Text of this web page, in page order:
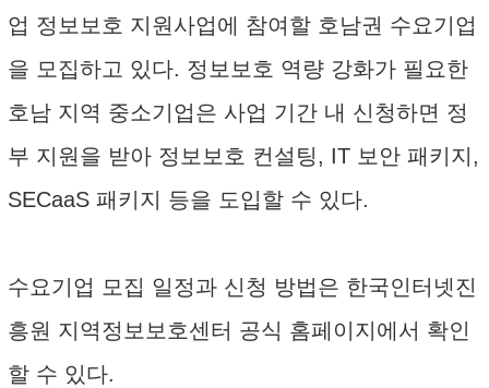
업 정보보호 지원사업에 참여할 호남권 수요기업
을 모집하고 있다. 정보보호 역량 강화가 필요한
호남 지역 중소기업은 사업 기간 내 신청하면 정
부 지원을 받아 정보보호 컨설팅, IT 보안 패키지,
SECaaS 패키지 등을 도입할 수 있다.
수요기업 모집 일정과 신청 방법은 한국인터넷진
흥원 지역정보보호센터 공식 홈페이지에서 확인
할 수 있다.